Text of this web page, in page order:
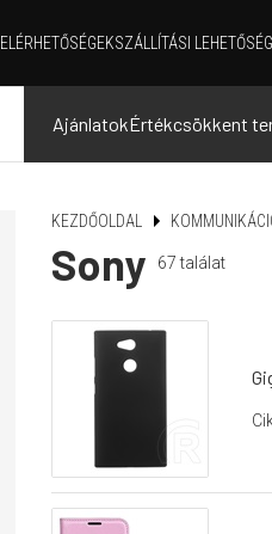
ELÉRHETŐSÉGEKSZÁLLÍTÁSI
AjánlatokÉrtékcsökkent
KEZDŐOLDAL
Sony 67 találat